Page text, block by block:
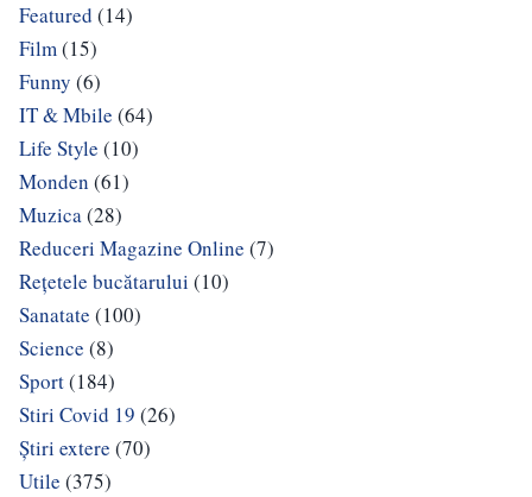
Featured (14)
Film(15)
Funny (6)
IT & Mbile (64)
Life Style (10)
Monden (61)
Muzica(28)
Reduceri Magazine Online (7)
Rețetele bucătarului (10)
Sanatate (100)
Science (8)
Sport(184)
Stiri Covid 19 (26)
Știri extere (70)
Utile (375)